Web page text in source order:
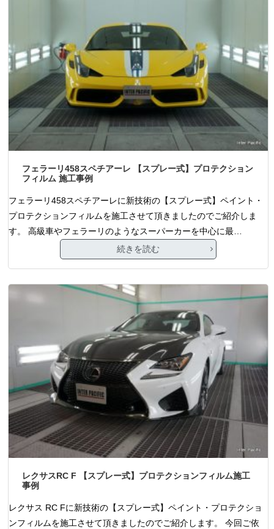
フェラーリ458スペチアーレ 【スプレー式】プロテクション
フィルム 施工事例
フェラーリ458スペチアーレに新技術の【スプレー式】ペイント・
プロテクションフィルムを施工させて頂きましたのでご紹介しま
す。 高級車やフェラーリのようなスーパーカーを中心に最…
続きを読む
レクサスRC F 【スプレー式】プロテクションフィルム施工
事例
レクサス RC Fに新技術の【スプレー式】ペイント・プロテクショ
ンフィルムを施工させて頂きましたのでご紹介します。 今回ご依